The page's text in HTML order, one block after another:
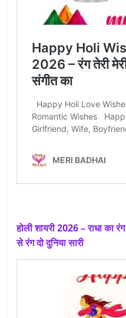
होली शायरी 2026 – राधा का
से रंग दो दुनिया सारी